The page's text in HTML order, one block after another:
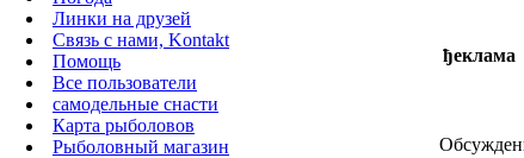
Линки на друзей
Связь с нами, Kontakt
Помощь
Все пользователи
самодельные снасти
Карта рыболовов
Рыболовный магазин
ђеклама